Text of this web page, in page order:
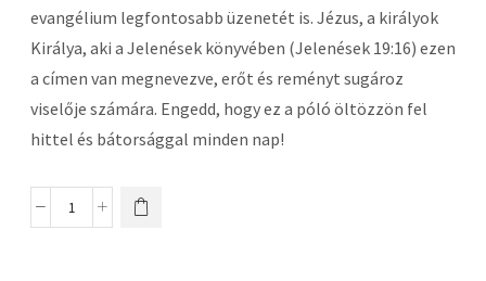
evangélium legfontosabb üzenetét is. Jézus, a királyok
Királya, aki a Jelenések könyvében (Jelenések 19:16) ezen
a címen van megnevezve, erőt és reményt sugároz
viselője számára. Engedd, hogy ez a póló öltözzön fel
hittel és bátorsággal minden nap!